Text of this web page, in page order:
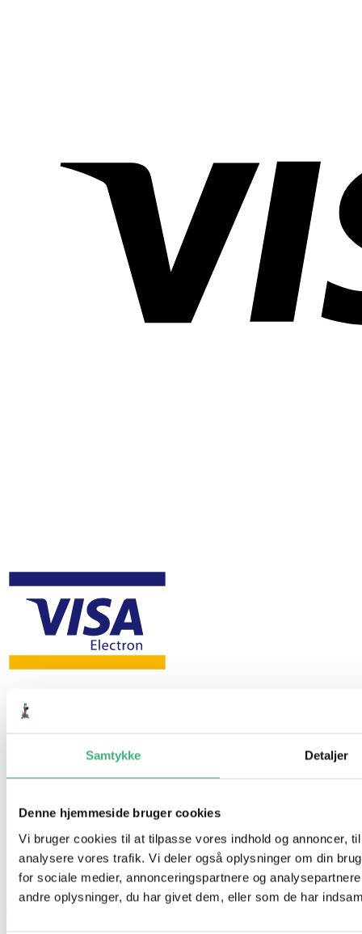
Samtykke Detaljer
Denne hjemmeside bruger cookies
Vi bruger cookies til at tilpasse vores indhold og annoncer,
analysere vores trafik. Vi deler også oplysninger om din
for sociale medier, annonceringspartnere og
andre oplysninger, du har givet dem, eller som de har
Hvem er vi